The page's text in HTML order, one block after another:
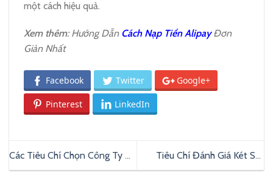
một cách hiệu quả.
Xem thêm: Hướng Dẫn Cách Nạp Tiền AlipayĐơn
Giản Nhất
Facebook Twitter Google+
Pinterest LinkedIn
Các Tiêu Chí Chọn Công Ty Vệ
Sinh Công Nghiệp Uy Tín Tốt
Tiêu Chí Đánh Giá Két Sắt
Chuẩn Nhất Trước Khi Mua